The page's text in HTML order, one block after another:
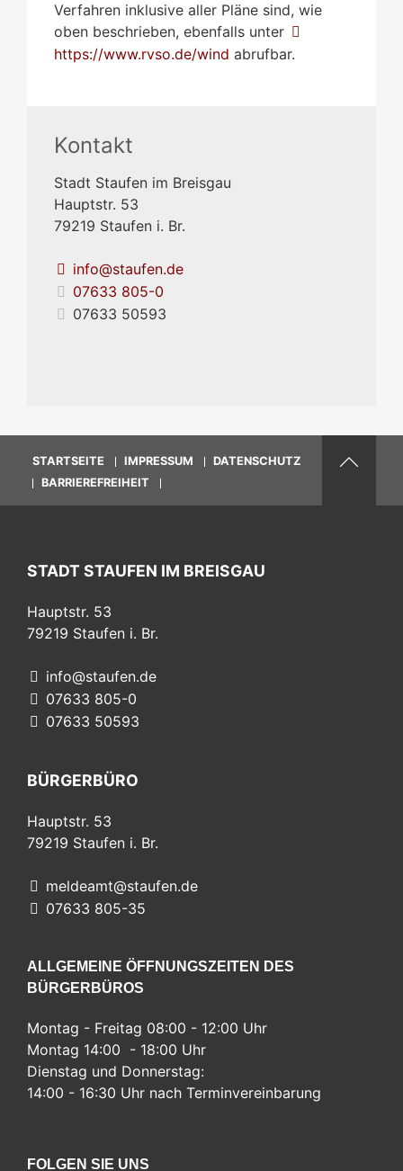
Verfahren inklusive aller Pläne sind, wie
oben beschrieben, ebenfalls unter
https://www.rvso.de/wind abrufbar.
Kontakt
Stadt Staufen im Breisgau
Hauptstr. 53
79219 Staufen i. Br.
info@staufen.de
07633 805-0
07633 50593
STARTSEITE IMPRESSUM
DATENSCHUTZ
BARRIEREFREIHEIT
STADT STAUFEN IM BREISGAU
Hauptstr. 53
79219 Staufen i. Br.
info@staufen.de
07633 805-0
07633 50593
BÜRGERBÜRO
Hauptstr. 53
79219 Staufen i. Br.
meldeamt@staufen.de
07633 805-35
ALLGEMEINE ÖFFNUNGSZEITEN DES
BÜRGERBÜROS
Montag - Freitag 08:00 - 12:00 Uhr
Montag 14:00 - 18:00 Uhr
Dienstag und Donnerstag:
14:00 - 16:30 Uhr nach Terminvereinbarung
FOLGEN SIE UNS